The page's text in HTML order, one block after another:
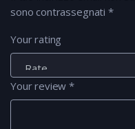
sono contrassegnati *
Your rating
Your review*